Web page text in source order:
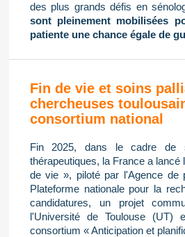
des plus grands défis en
sont pleinement mobilisées
patiente une chance égale de
Fin de vie et soins
chercheuses
consortium national
Fin 2025, dans le cadre de
thérapeutiques, la France a
de vie », piloté par l'Agence de
Plateforme nationale pour la
candidatures, un projet
l'Université de Toulouse (UT)
consortium « Anticipation et